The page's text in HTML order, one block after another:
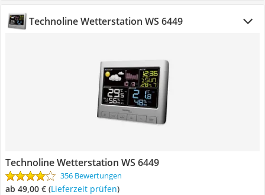
Technoline Wetterstation WS 6449
Technoline Wetterstation WS 6449
356 Bewertungen
ab 49,00 € (Lieferzeit prüfen)